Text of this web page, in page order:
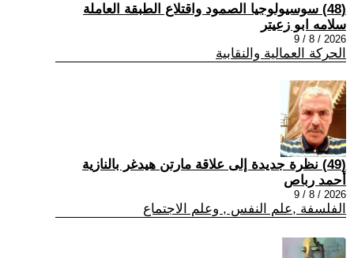
(48) سوسيولوجيا الصمود واقتلاع الطبقة العاملة
سلامه ابو زعيتر
2026 / 8 / 9
الحركة العمالية والنقابية
(49) نظرة جديدة إلى علاقة مارتن هيدغر بالنازية
أحمد رباص
2026 / 8 / 9
الفلسفة ,علم النفس , وعلم الاجتماع